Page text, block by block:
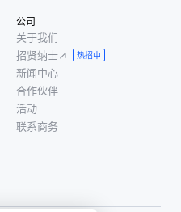
公司
关于我们
招贤纳士
热招中
新闻中心
合作伙伴
活动
联系商务